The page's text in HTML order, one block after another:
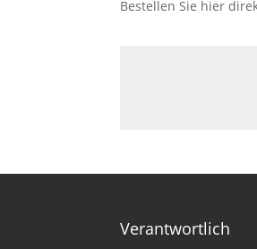
Bestellen Sie hier
Verantwortlich